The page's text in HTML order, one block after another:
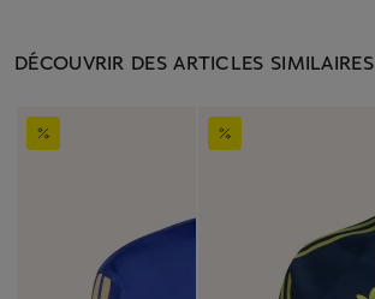
DÉCOUVRIR DES ARTICLES SIMILAIRES